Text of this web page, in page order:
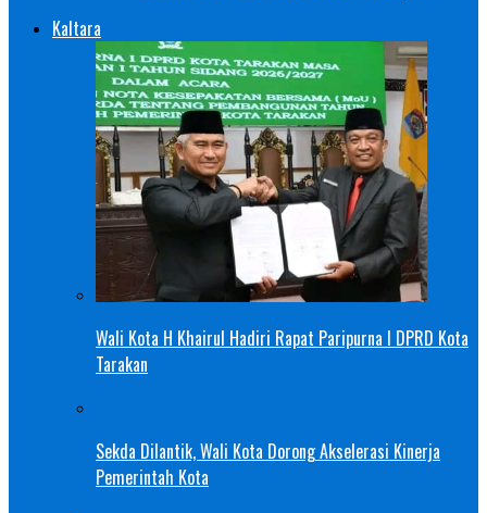
Kaltara
Wali Kota H Khairul Hadiri Rapat Paripurna I DPRD Kota
Tarakan
Sekda Dilantik, Wali Kota Dorong Akselerasi Kinerja
Pemerintah Kota